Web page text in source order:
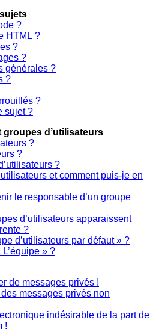
?
HTML ?
?
?
générales ?
?
?
sujet ?
groupes d’utilisateurs
?
?
?
et comment puis-je en
le responsable d’un groupe
d’utilisateurs apparaissent
?
d’utilisateurs par défaut » ?
» ?
de messages privés !
messages privés non
indésirable de la part de
!